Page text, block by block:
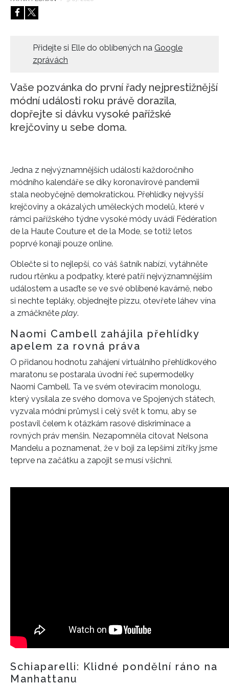
HOME
Přidejte si Elle do oblíbených na Google
zprávách
Vaše pozvánka do první řady nejprestižnější
módní události roku právě dorazila,
dopřejte si dávku vysoké pařížské
krejčoviny u sebe doma.
Jedna z nejvýznamnějších událostí každoročního
módního kalendáře se díky koronavirové pandemii
stala neobyčejně demokratickou. Přehlídky nejvyšší
krejčoviny a okázalých uměleckých modelů, které v
rámci pařížského týdne vysoké módy uvádí Fédération
de la Haute Couture et de la Mode, se totiž letos
poprvé konají pouze online.
Oblečte si to nejlepší, co váš šatník nabízí, vytáhněte
rudou rtěnku a podpatky, které patří nejvýznamnějším
událostem a usaďte se ve své oblíbené kavárně, nebo
si nechte tepláky, objednejte pizzu, otevřete láhev vína
a zmáčkněte play.
Naomi Cambell zahájila přehlídky
apelem za rovná práva
O přidanou hodnotu zahájení virtuálního přehlídkového
maratonu se postarala úvodní řeč supermodelky
Naomi Cambell. Ta ve svém otevíracím monologu,
který vysílala ze svého domova ve Spojených státech,
vyzvala módní průmysl i celý svět k tomu, aby se
postavil čelem k otázkám rasové diskriminace a
rovných práv menšin. Nezapomněla citovat Nelsona
Mandelu a poznamenat, že v boji za lepšími zítřky jsme
teprve na začátku a zapojit se musí všichni.
Schiaparelli: Klidné pondělní ráno na
Manhattanu